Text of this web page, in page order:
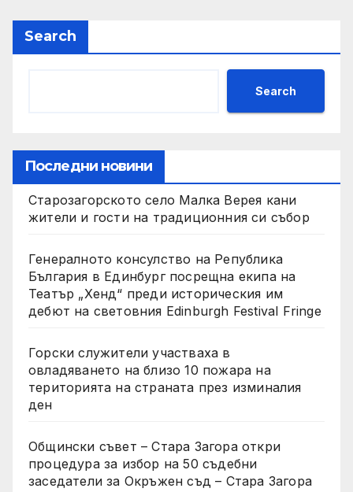
Search
Search
Последни новини
Старозагорското село Малка Верея кани
жители и гости на традиционния си събор
Генералното консулство на Република
България в Единбург посрещна екипа на
Театър „Хенд“ преди историческия им
дебют на световния Edinburgh Festival Fringe
Горски служители участваха в
овладяването на близо 10 пожара на
територията на страната през изминалия
ден
Общински съвет – Стара Загора откри
процедура за избор на 50 съдебни
заседатели за Окръжен съд – Стара Загора